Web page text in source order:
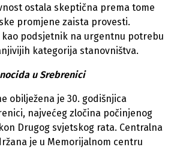
ostala skeptična prema tome
promjene zaista provesti.
kao podsjetnik na urgentnu potrebu
kategorija stanovništva.
u Srebrenici
obilježena je 30. godišnjica
najvećeg zločina počinjenog
Drugog svjetskog rata. Centralna
je u Memorijalnom centru